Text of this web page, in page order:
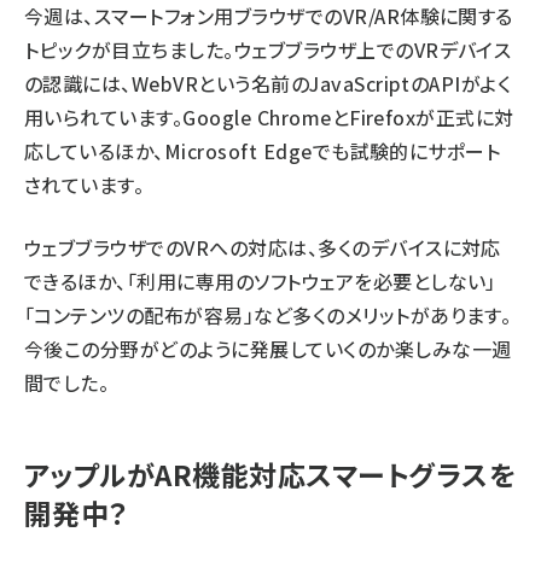
今週は、スマートフォン用ブラウザでのVR/AR体験に関する
トピックが目立ちました。ウェブブラウザ上でのVRデバイス
の認識には、WebVRという名前のJavaScriptのAPIがよく
用いられています。Google ChromeとFirefoxが正式に対
応しているほか、Microsoft Edgeでも試験的にサポート
されています。
ウェブブラウザでのVRへの対応は、多くのデバイスに対応
できるほか、「利用に専用のソフトウェアを必要としない」
「コンテンツの配布が容易」など多くのメリットがあります。
今後この分野がどのように発展していくのか楽しみな一週
間でした。
アップルがAR機能対応スマートグラスを
開発中？